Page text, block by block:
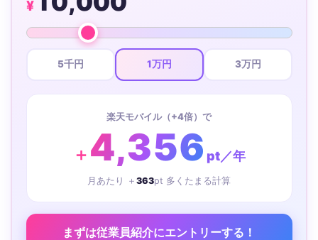
¥
5千円 1万円 3万円
楽天モバイル（+4倍）で
＋ 4,356 pt／年
月あたり ＋ 363pt 多くたまる計算
まずは従業員紹介にエントリーする！